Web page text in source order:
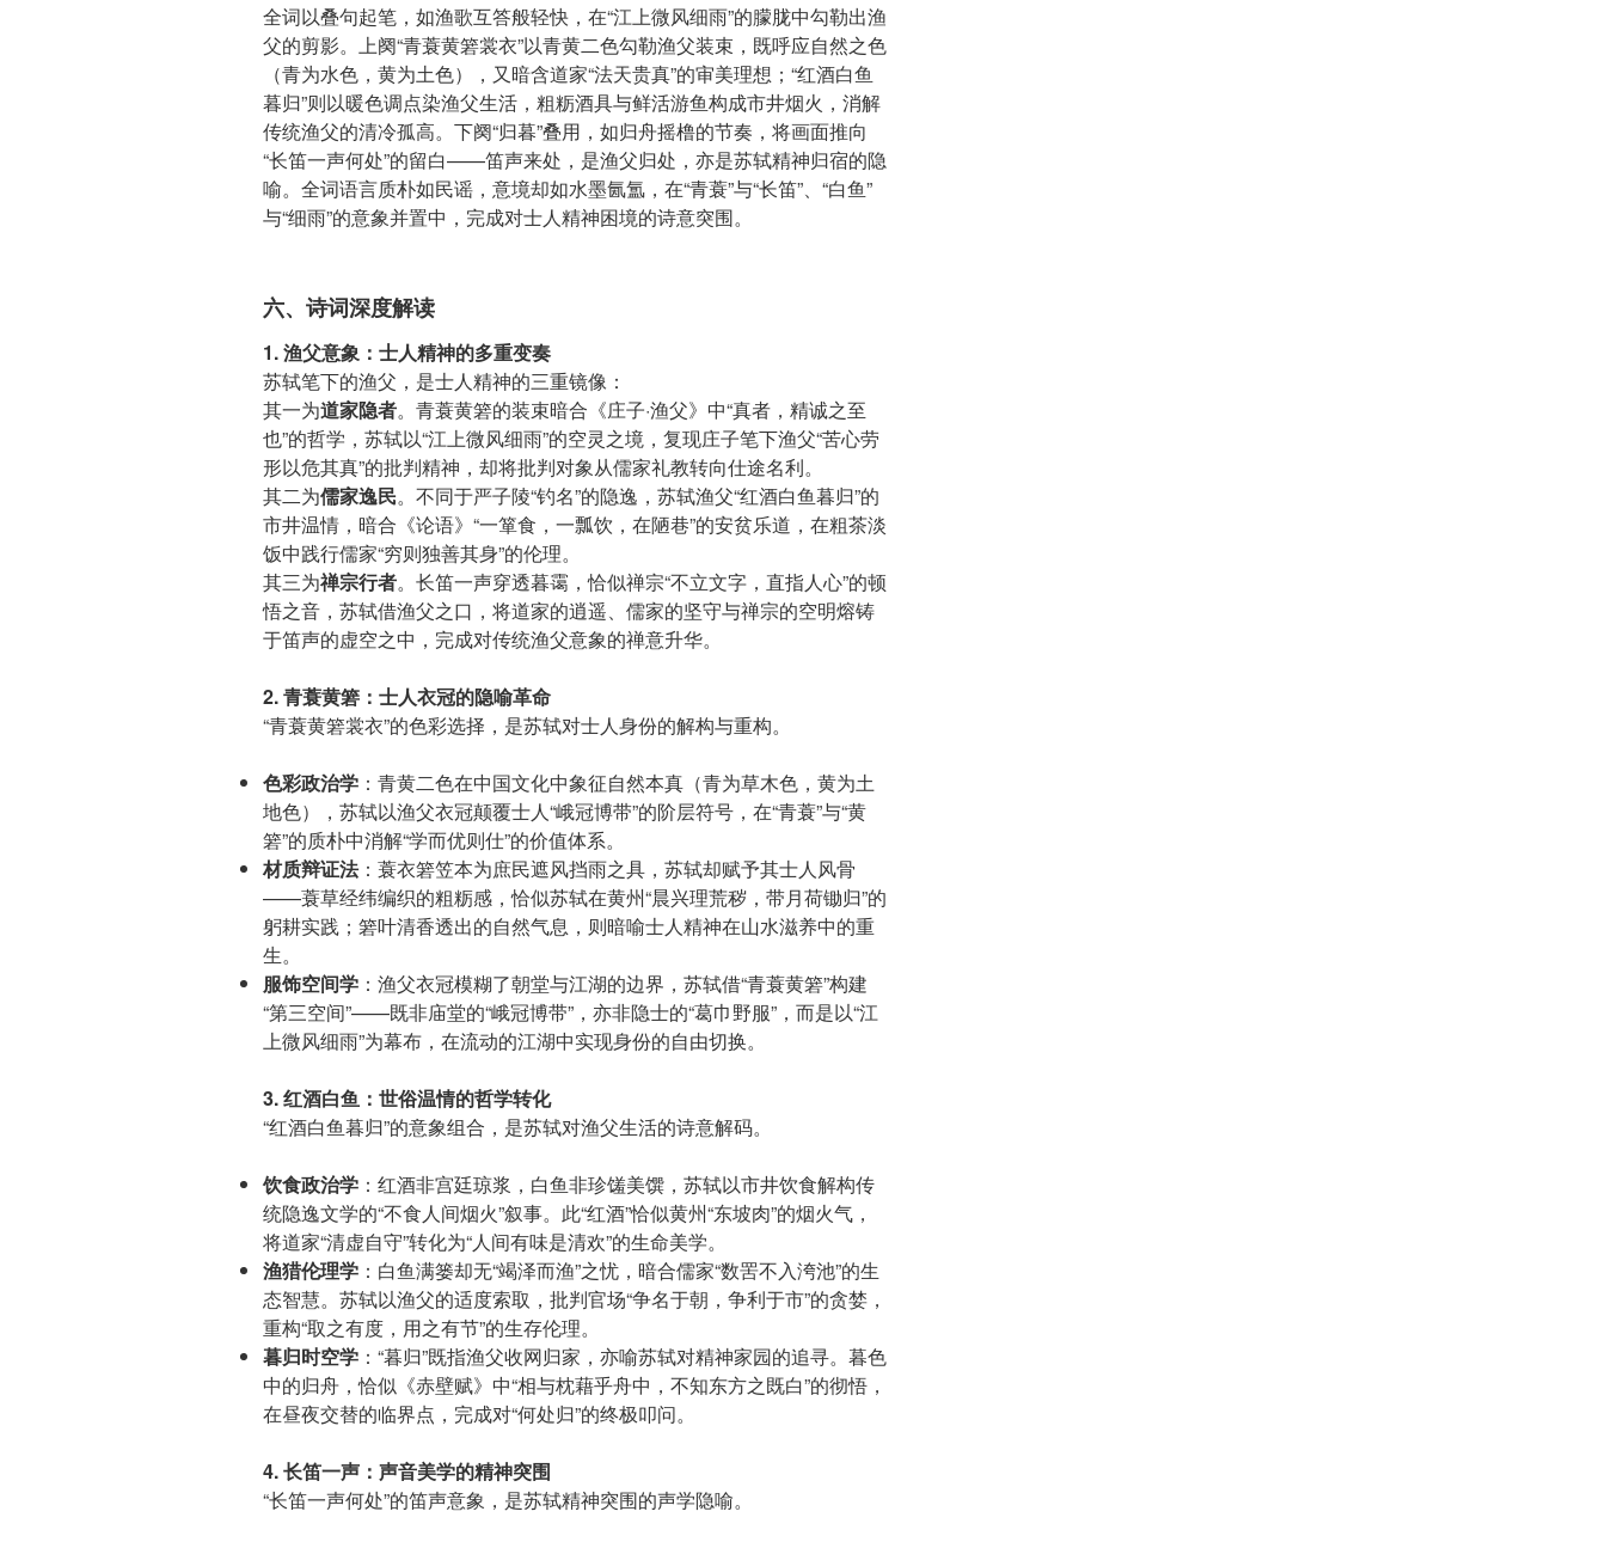
全词以叠句起笔，如渔歌互答般轻快，在“江上微风细雨”的朦胧中勾勒出渔
父的剪影。上阕“青蓑黄箬裳衣”以青黄二色勾勒渔父装束，既呼应自然之色
（青为水色，黄为土色），又暗含道家“法天贵真”的审美理想；“红酒白鱼
暮归”则以暖色调点染渔父生活，粗粝酒具与鲜活游鱼构成市井烟火，消解
传统渔父的清冷孤高。下阕“归暮”叠用，如归舟摇橹的节奏，将画面推向
“长笛一声何处”的留白——笛声来处，是渔父归处，亦是苏轼精神归宿的隐
喻。全词语言质朴如民谣，意境却如水墨氤氲，在“青蓑”与“长笛”、“白鱼”
与“细雨”的意象并置中，完成对士人精神困境的诗意突围。
六、诗词深度解读
1. 渔父意象：士人精神的多重变奏
苏轼笔下的渔父，是士人精神的三重镜像：
其一为道家隐者。青蓑黄箬的装束暗合《庄子·渔父》中“真者，精诚之至
也”的哲学，苏轼以“江上微风细雨”的空灵之境，复现庄子笔下渔父“苦心劳
形以危其真”的批判精神，却将批判对象从儒家礼教转向仕途名利。
其二为儒家逸民。不同于严子陵“钓名”的隐逸，苏轼渔父“红酒白鱼暮归”的
市井温情，暗合《论语》“一箪食，一瓢饮，在陋巷”的安贫乐道，在粗茶淡
饭中践行儒家“穷则独善其身”的伦理。
其三为禅宗行者。长笛一声穿透暮霭，恰似禅宗“不立文字，直指人心”的顿
悟之音，苏轼借渔父之口，将道家的逍遥、儒家的坚守与禅宗的空明熔铸
于笛声的虚空之中，完成对传统渔父意象的禅意升华。
2. 青蓑黄箬：士人衣冠的隐喻革命
“青蓑黄箬裳衣”的色彩选择，是苏轼对士人身份的解构与重构。
色彩政治学 ：青黄二色在中国文化中象征自然本真（青为草木色，黄为土
地色），苏轼以渔父衣冠颠覆士人“峨冠博带”的阶层符号，在“青蓑”与“黄
箬”的质朴中消解“学而优则仕”的价值体系。
材质辩证法：蓑衣箬笠本为庶民遮风挡雨之具，苏轼却赋予其士人风骨
——蓑草经纬编织的粗粝感，恰似苏轼在黄州“晨兴理荒秽，带月荷锄归”的
躬耕实践；箬叶清香透出的自然气息，则暗喻士人精神在山水滋养中的重
生。
服饰空间学 ：渔父衣冠模糊了朝堂与江湖的边界，苏轼借“青蓑黄箬”构建
“第三空间”——既非庙堂的“峨冠博带”，亦非隐士的“葛巾野服”，而是以“江
上微风细雨”为幕布，在流动的江湖中实现身份的自由切换。
3. 红酒白鱼：世俗温情的哲学转化
“红酒白鱼暮归”的意象组合，是苏轼对渔父生活的诗意解码。
饮食政治学 ：红酒非宫廷琼浆，白鱼非珍馐美馔，苏轼以市井饮食解构传
统隐逸文学的“不食人间烟火”叙事。此“红酒”恰似黄州“东坡肉”的烟火气，
将道家“清虚自守”转化为“人间有味是清欢”的生命美学。
渔猎伦理学 ：白鱼满篓却无“竭泽而渔”之忧，暗合儒家“数罟不入洿池”的生
态智慧。苏轼以渔父的适度索取，批判官场“争名于朝，争利于市”的贪婪，
重构“取之有度，用之有节”的生存伦理。
暮归时空学 ：“暮归”既指渔父收网归家，亦喻苏轼对精神家园的追寻。暮色
中的归舟，恰似《赤壁赋》中“相与枕藉乎舟中，不知东方之既白”的彻悟，
在昼夜交替的临界点，完成对“何处归”的终极叩问。
4. 长笛一声：声音美学的精神突围
“长笛一声何处”的笛声意象，是苏轼精神突围的声学隐喻。